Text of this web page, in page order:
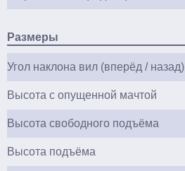
Размеры
Угол наклона вил (вперёд / назад)
Высота с опущенной мачтой
Высота свободного подъёма
Высота подъёма